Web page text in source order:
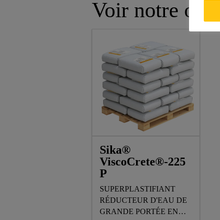
Voir notre
Sika®
ViscoCrete®-225
P
SUPERPLASTIFIANT
RÉDUCTEUR D'EAU DE
GRANDE PORTÉE EN